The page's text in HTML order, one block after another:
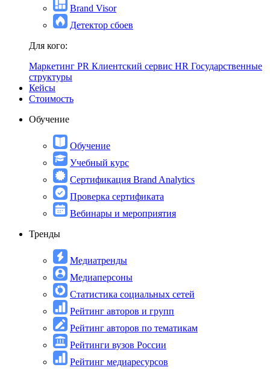
Brand Visor
Детектор сбоев
Для кого:
Маркетинг PR Клиентский сервис HR Государственные
структуры
Кейсы
Стоимость
Обучение
Обучение
Учебный курс
Сертификация Brand Analytics
Проверка сертификата
Вебинары и мероприятия
Тренды
Медиатренды
Медиаперсоны
Статистика социальных сетей
Рейтинг авторов и групп
Рейтинг авторов по тематикам
Рейтинги вузов России
Рейтинг медиаресурсов